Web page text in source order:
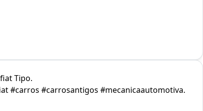
Tipo.
#carros #carrosantigos #mecanicaautomotiva.